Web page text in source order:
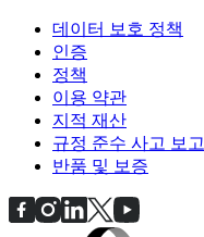
데이터 보호 정책
인증
정책
이용 약관
지적 재산
규정 준수 사고 보고
반품 및 보증